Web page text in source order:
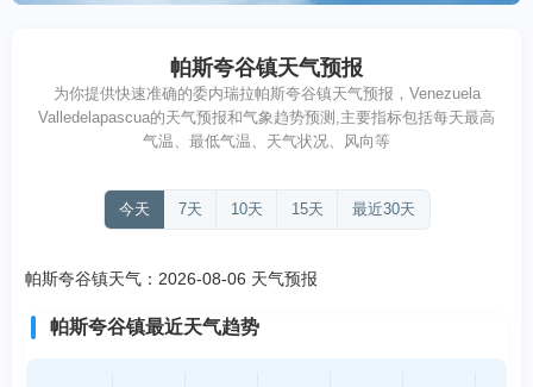
优
帕斯夸谷镇天气预报
为你提供快速准确的委内瑞拉帕斯夸谷镇天气预报，Venezuela
Valledelapascua的天气预报和气象趋势预测,主要指标包括每天最高
气温、最低气温、天气状况、风向等
今天 7天 10天 15天 最近30天
帕斯夸谷镇天气：2026-08-06 天气预报
帕斯夸谷镇最近天气趋势